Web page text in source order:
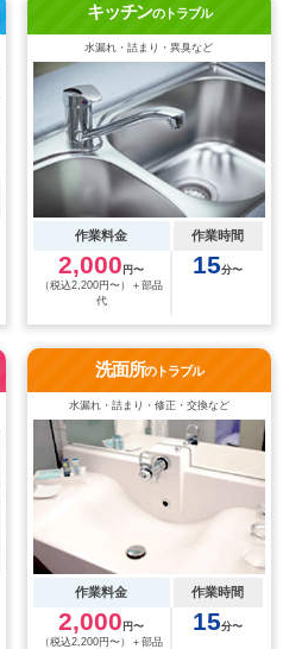
キッチンのトラブル
水漏れ・詰まり・異臭など
作業料金 作業時間
2,000 円〜
（税込2,200円〜）＋部品
代
15分〜
洗面所のトラブル
水漏れ・詰まり・修正・交換など
作業料金 作業時間
2,000 円〜
（税込2,200円〜）＋部品
15分〜